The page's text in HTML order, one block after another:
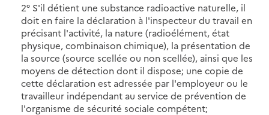
2° S'il détient une substance radioactive naturelle, il
doit en faire la déclaration à l'inspecteur du travail en
précisant l'activité, la nature (radioélément, état
physique, combinaison chimique), la présentation de
la source (source scellée ou non scellée), ainsi que les
moyens de détection dont il dispose; une copie de
cette déclaration est adressée par l'employeur ou le
travailleur indépendant au service de prévention de
l'organisme de sécurité sociale compétent;